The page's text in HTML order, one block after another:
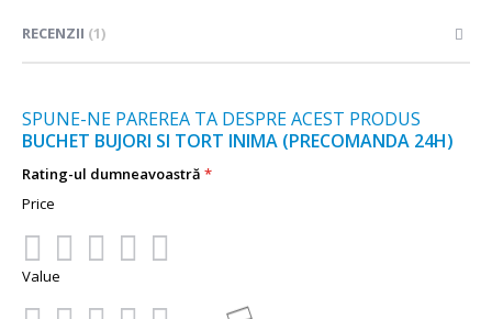
RECENZII 1
SPUNE-NE PAREREA TA DESPRE ACEST PRODUS
BUCHET BUJORI SI TORT INIMA (PRECOMANDA 24H)
Rating-ul dumneavoastră
Price
1
2
3
4
5
Value